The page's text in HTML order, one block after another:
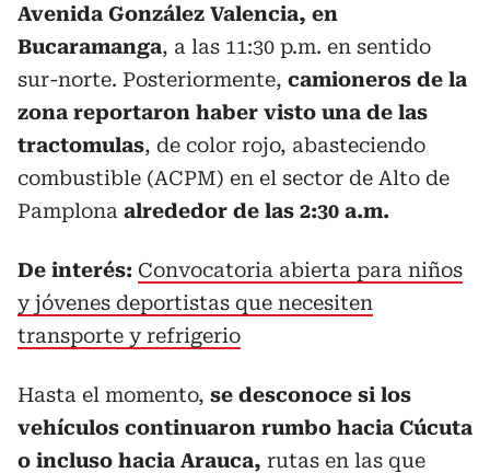
Avenida González Valencia, en
Bucaramanga, a las 11:30 p.m. en sentido
sur-norte. Posteriormente, camioneros de la
zona reportaron haber visto una de las
tractomulas, de color rojo, abasteciendo
combustible (ACPM) en el sector de Alto de
Pamplona alrededor de las 2:30 a.m.
De interés: Convocatoria abierta para niños
y jóvenes deportistas que necesiten
transporte y refrigerio
Hasta el momento, se desconoce si los
vehículos continuaron rumbo hacia Cúcuta
o incluso hacia Arauca, rutas en las que